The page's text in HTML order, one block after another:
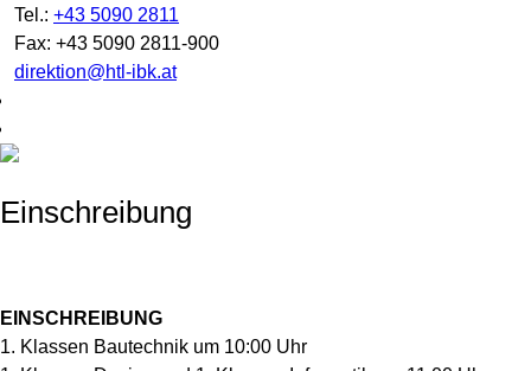
Tel.: +43 5090 2811
Fax: +43 5090 2811-900
direktion@htl-ibk.at
Einschreibung
EINSCHREIBUNG
1. Klassen Bautechnik um 10:00 Uhr